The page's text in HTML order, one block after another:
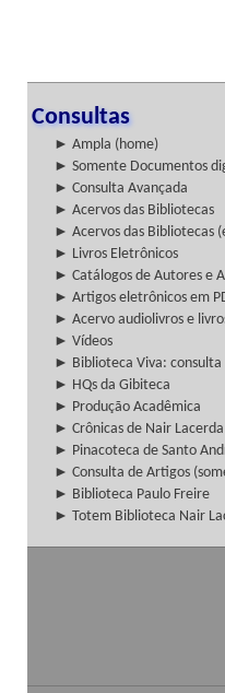
Consultas
► Ampla (home)
► Somente Documentos
► Consulta Avançada
► Acervos das Bibliotecas
► Acervos das Bibliotecas
► Livros Eletrônicos
► Catálogos de Autores e
► Artigos eletrônicos em
► Acervo audiolivros e
► Vídeos
► Biblioteca Viva: consulta
► HQs da Gibiteca
► Produção Acadêmica
► Crônicas de Nair Lacerda
► Pinacoteca de Santo
► Consulta de Artigos
► Biblioteca Paulo Freire
► Totem Biblioteca Nair